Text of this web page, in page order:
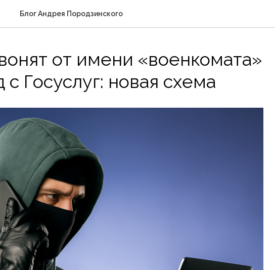
Блог Андрея Породзинского
от имени «военкомата»
Госуслуг: новая схема